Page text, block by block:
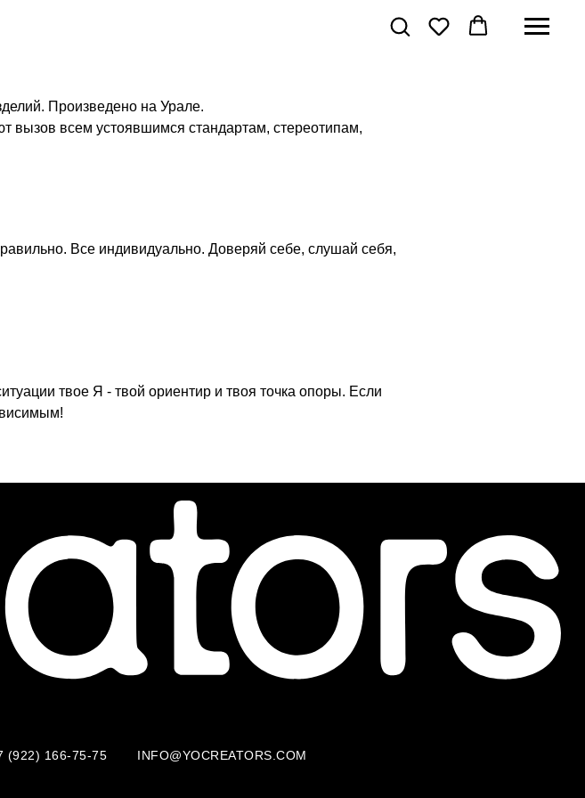
Произведено на Урале.
вызов всем устоявшимся стандартам, стереотипам,
Все индивидуально. Доверяй себе, слушай себя,
твое Я - твой ориентир и твоя точка опоры. Если
(922) 166-75-75 INFO@YOCREATORS.COM